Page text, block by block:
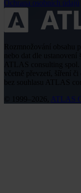
Ochrana osobních údajů
včetně převzetí, šíření
ATLAS